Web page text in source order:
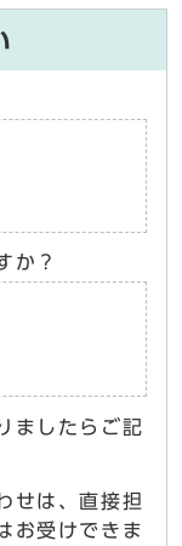
か？
ましたらご記
せは、直接担
お受けできま